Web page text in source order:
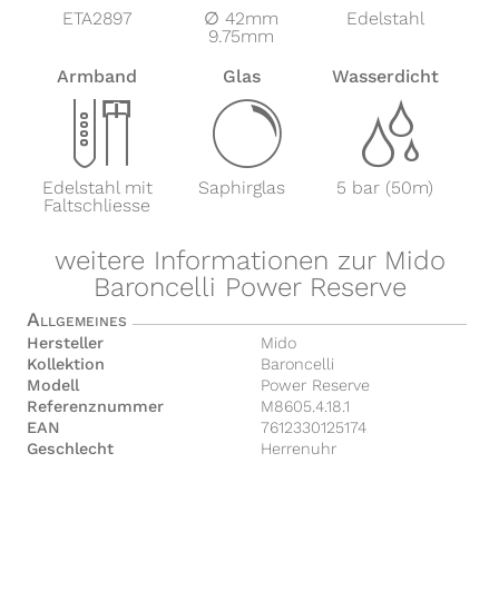
ETA2897
∅ 42mm
9.75mm
Edelstahl
Armband
x
Edelstahl mit
Faltschliesse
Glas
y
Saphirglas
Wasserdicht
z
5 bar (50m)
weitere Informationen zur Mido
Baroncelli Power Reserve
Allgemeines
Hersteller
Mido
Kollektion
Baroncelli
Modell
Power Reserve
Referenznummer
M8605.4.18.1
EAN
7612330125174
Geschlecht
Herrenuhr